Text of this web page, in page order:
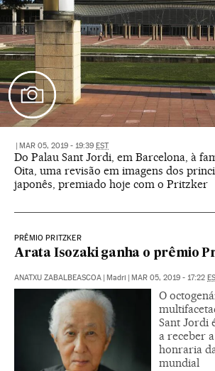
MAR 05, 2019 - 19:39 EST
Do Palau Sant Jordi, em Barcelona, à
Oita, uma revisão em imagens dos
japonês, premiado hoje com o Pritzker
PRÊMIO PRITZKER
Arata Isozaki ganha o prêmio
ANATXU ZABALBEASCOA Madri MAR 05, 2019 - 17:22
O
Sant Jordi
a receber
honraria
mundial